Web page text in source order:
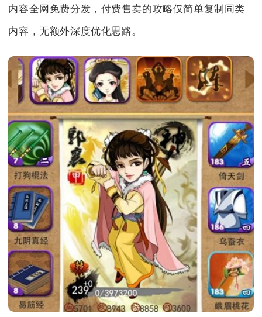
内容全网免费分发，付费售卖的攻略仅简单复制同类
内容，无额外深度优化思路。